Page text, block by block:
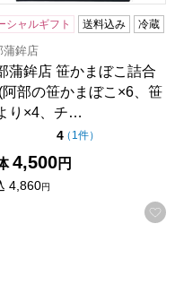
入りに登録する
シャルギフト 送料込み 冷蔵
蒲鉾店
蒲鉾店 笹かまぼこ詰合
阿部の笹かまぼこ×6、笹
り×4、チ…
4点（5点満点中）
（ 1件の評価
）
4,500円
4,860円